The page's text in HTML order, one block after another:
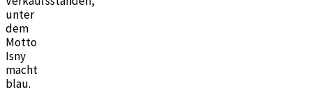
unter
dem
Motto
Isny
macht
blau.